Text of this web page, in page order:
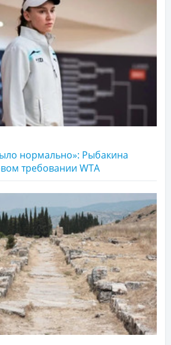
нормально»: Рыбакина
требовании WTA